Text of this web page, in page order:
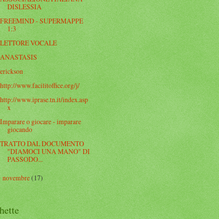
DISLESSIA
FREEMIND - SUPERMAPPE
1:3
LETTORE VOCALE
ANASTASIS
erickson
http://www.facilitoffice.org/j/
http://www.iprase.tn.it/index.asp
x
Imparare o giocare - imparare
giocando
TRATTO DAL DOCUMENTO
"DIAMOCI UNA MANO" DI
PASSODO...
novembre(17)